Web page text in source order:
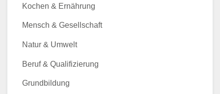
Kochen & Ernährung
Mensch & Gesellschaft
Natur & Umwelt
Beruf & Qualifizierung
Grundbildung